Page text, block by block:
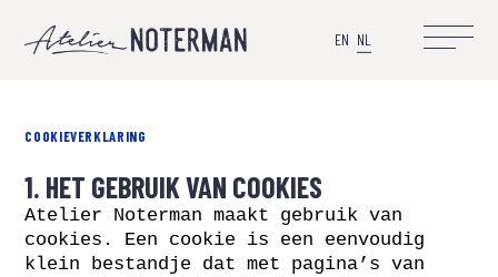
EN NL
COOKIEVERKLARING
1. HET GEBRUIK VAN COOKIES
Atelier Noterman maakt gebruik van
cookies. Een cookie is een eenvoudig
klein bestandje dat met pagina’s van